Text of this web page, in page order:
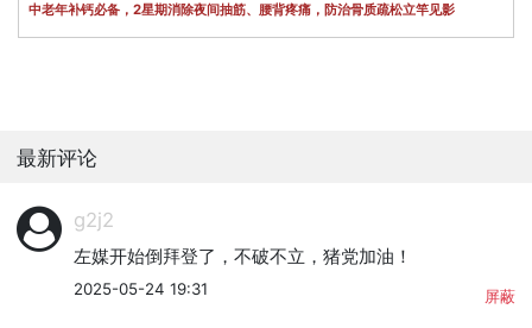
中老年补钙必备，2星期消除夜间抽筋、腰背疼痛，防治骨质疏松立竿见影
最新评论
g2j2
左媒开始倒拜登了，不破不立，猪党加油！
2025-05-24 19:31 屏蔽